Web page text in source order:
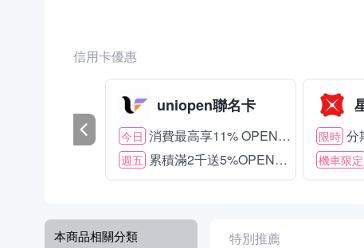
信用卡優惠
uniopen聯名卡
今日 消費最高享11% OPENPOINT
週五 累積滿2千送5%OPENPOINT
限時 分
機車限定
本商品相關分類 特別推薦